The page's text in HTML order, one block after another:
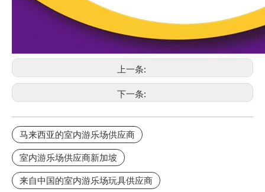
上一条:
下一条:
马来西亚的室内游乐场供应商
室内游乐场供应商新加坡
来自中国的室内游乐场玩具供应商